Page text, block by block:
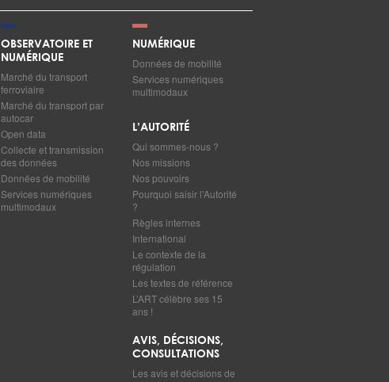
OBSERVATOIRE ET
NUMÉRIQUE
Marché du transport
ferroviaire
Marché du transport par
autocar
Open data
Collecte et transmission
des données
Données de mobilité
Services numériques
multimodaux
NUMÉRIQUE
Données de mobilité
Services numériques
multimodaux
L’AUTORITÉ
Qui sommes-nous ?
Nos missions
Nos pouvoirs
Pourquoi saisir l’Autorité
?
Règles internes
International
Le contexte de la
régulation
Les textes de référence
L’ART célèbre ses 15
ans !
AVIS, DÉCISIONS,
CONSULTATIONS
Les avis et décisions de